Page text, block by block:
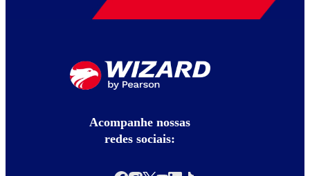
Acompanhe nossas
redes sociais: